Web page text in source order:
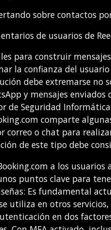
sobre contactos
de usuarios de
para construir
la confianza del
debe extremarse no
y mensajes
de Seguridad
comparte
correo o chat para
de este tipo debe
a los usuarios
puntos clave para
Es fundamental
utiliza en otros
en dos